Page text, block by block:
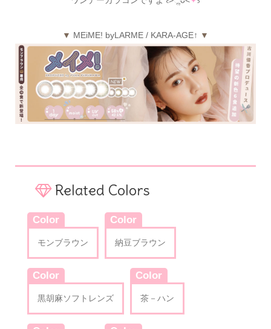
▼ MEiME! byLARME / KARA-AGE↑ ▼
Related Colors
Color
モンブラウン
Color
納豆ブラウン
Color
黒胡麻ソフトレンズ
Color
茶－ハン